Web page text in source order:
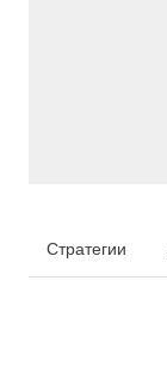
Стратегии